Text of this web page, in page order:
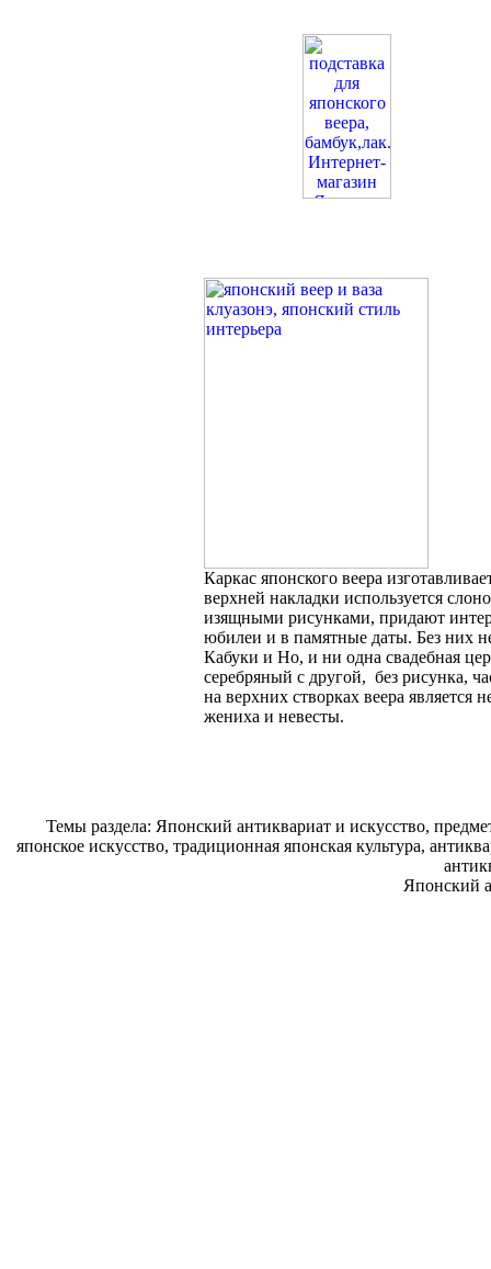
Каркас японского веера
верхней накладки используется
изящными рисунками, придают
юбилеи и в памятные даты. Без них
Кабуки и Но, и ни одна свадебная
серебряный с другой, без рисунка,
на верхних створках веера
жениха и невесты.
Темы раздела: Японский антиквариат и искусство,
японское искусство, традиционная японская культура,
Японский